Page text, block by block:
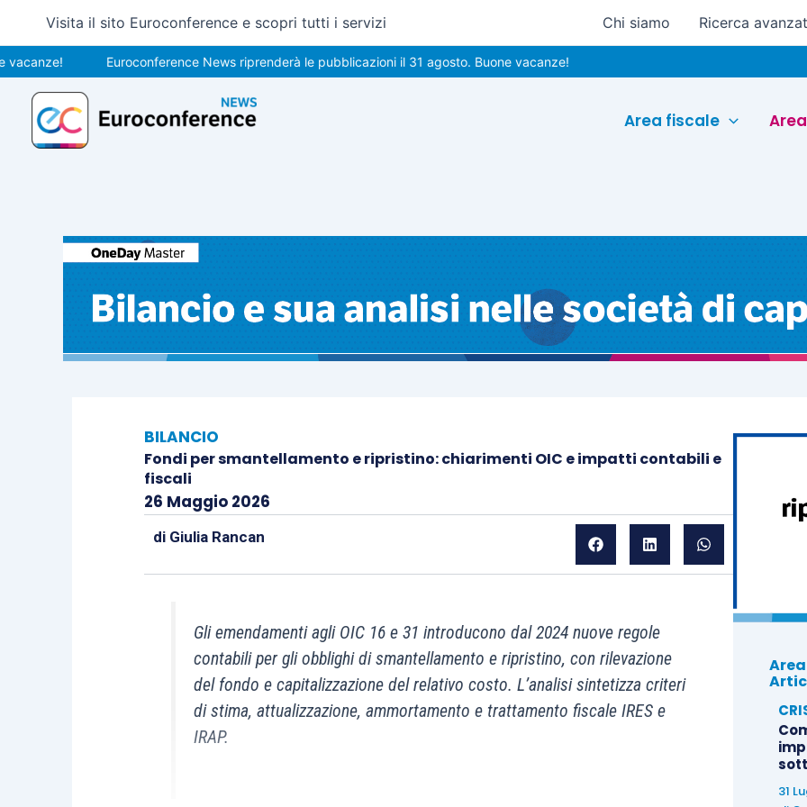
contenuto
Visita il sito Euroconference e scopri tutti i servizi Chi siamo Ricerca
Euroconference News riprenderà le pubblicazioni il 31 agosto. Buone vacanze!
Area fiscale
BILANCIO
Fondi per smantellamento e ripristino: chiarimenti OIC e impatti contabili e
fiscali
26 Maggio 2026
di Giulia Rancan
Gli emendamenti agli OIC 16 e 31 introducono dal 2024 nuove regole
contabili per gli obblighi di smantellamento e ripristino, con rilevazione
del fondo e capitalizzazione del relativo costo. L’analisi sintetizza criteri
di stima, attualizzazione, ammortamento e trattamento fiscale IRES e
IRAP.
31